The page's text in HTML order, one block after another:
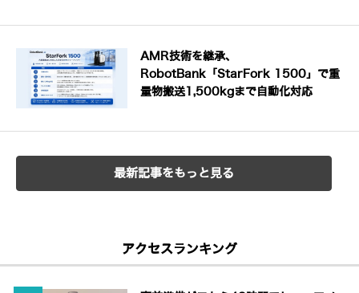
AMR技術を継承、
RobotBank「StarFork 1500」で重
量物搬送1,500kgまで自動化対応
最新記事をもっと見る
アクセスランキング